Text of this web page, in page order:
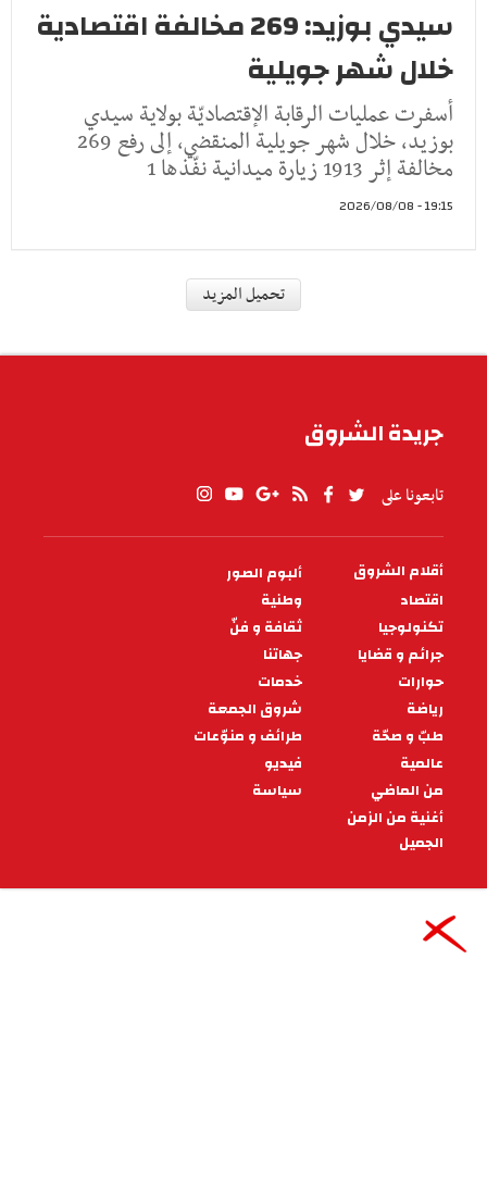
سيدي بوزيد: 269 مخالفة اقتصادية
خلال شهر جويلية
أسفرت عمليات الرقابة الإقتصاديّة بولاية سيدي
بوزيد، خلال شهر جويلية المنقضي، إلى رفع 269
مخالفة إثر 1913 زيارة ميدانية نفّذها 1
19:15 - 2026/08/08
الترجي يعلن عن انتداب البيروفي
خيسوس كاستيو
أعلن الترجي الرياضي التونسي عن انتداب متوسط
الميدان من البيرو خيسوس كاستيو بعقد لمدة
18:40 - 2026/08/08
جهاتنا